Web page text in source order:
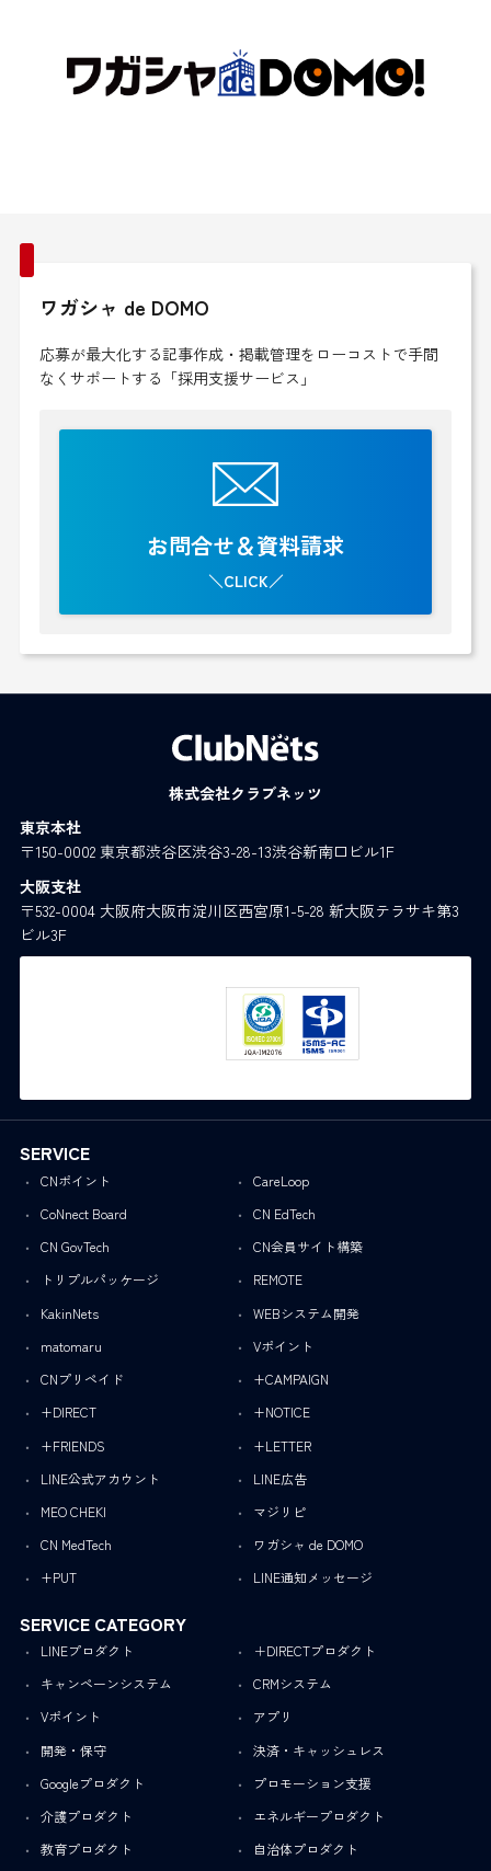
ワガシャ de DOMO
応募が最大化する記事作成・掲載管理をローコストで手間
なくサポートする「採用支援サービス」
お問合せ＆資料請求
＼CLICK／
株式会社クラブネッツ
東京本社
〒150-0002 東京都渋谷区渋谷3-28-13渋谷新南口ビル1F
大阪支社
〒532-0004 大阪府大阪市淀川区西宮原1-5-28 新大阪テラサキ第3
ビル3F
SERVICE
CNポイント
CareLoop
CoNnect Board
CN EdTech
CN GovTech
CN会員サイト構築
トリプルパッケージ
REMOTE
KakinNets
WEBシステム開発
matomaru
Vポイント
CNプリペイド
+CAMPAIGN
+DIRECT
+NOTICE
+FRIENDS
+LETTER
LINE公式アカウント
LINE広告
MEO CHEKI
マジリピ
CN MedTech
ワガシャ de DOMO
+PUT
LINE通知メッセージ
SERVICE CATEGORY
LINEプロダクト
＋DIRECTプロダクト
キャンペーンシステム
CRMシステム
Vポイント
アプリ
開発・保守
決済・キャッシュレス
Googleプロダクト
プロモーション支援
介護プロダクト
エネルギープロダクト
教育プロダクト
自治体プロダクト